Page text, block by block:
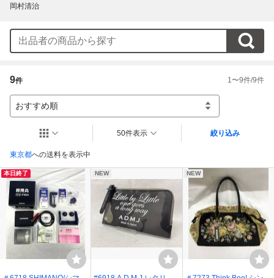
岡村清治
9件 1 〜9件/9件
おすすめ順
東京都への送料を表示中
50件表示 絞り込み
本日終了 NEW NEW